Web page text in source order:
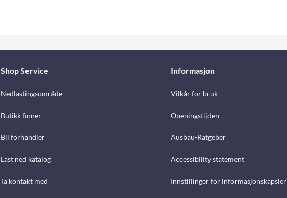
Shop Service
Nedlastingsområde
Butikk finner
Bli forhandler
Last ned katalog
Ta kontakt med
Informasjon
Vilkår for bruk
Openingstijden
Ausbau-Ratgeber
Accessibility statement
Innstillinger for informasjonskapsler